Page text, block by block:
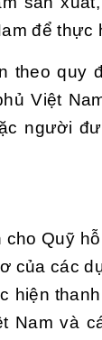
để thực
theo quy
Việt
người
Quỹ
của các
hiện
Nam và